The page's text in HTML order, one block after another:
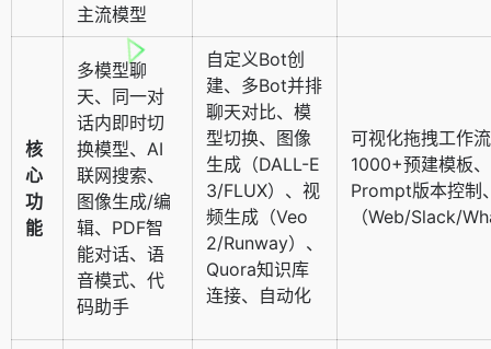
主流模型
核
心
功
能
多模型聊
天、同一对
话内即时切
换模型、AI
联网搜索、
图像生成/编
辑、PDF智
能对话、语
音模式、代
码助手
自定义Bot创
建、多Bot并排
聊天对比、模
型切换、图像
生成（DALL-E
3/FLUX）、视
频生成（Veo
2/Runway）、
Quora知识库
连接、自动化
可视化拖拽工作
1000+预建模板
Prompt版本控制
（Web/Slack/